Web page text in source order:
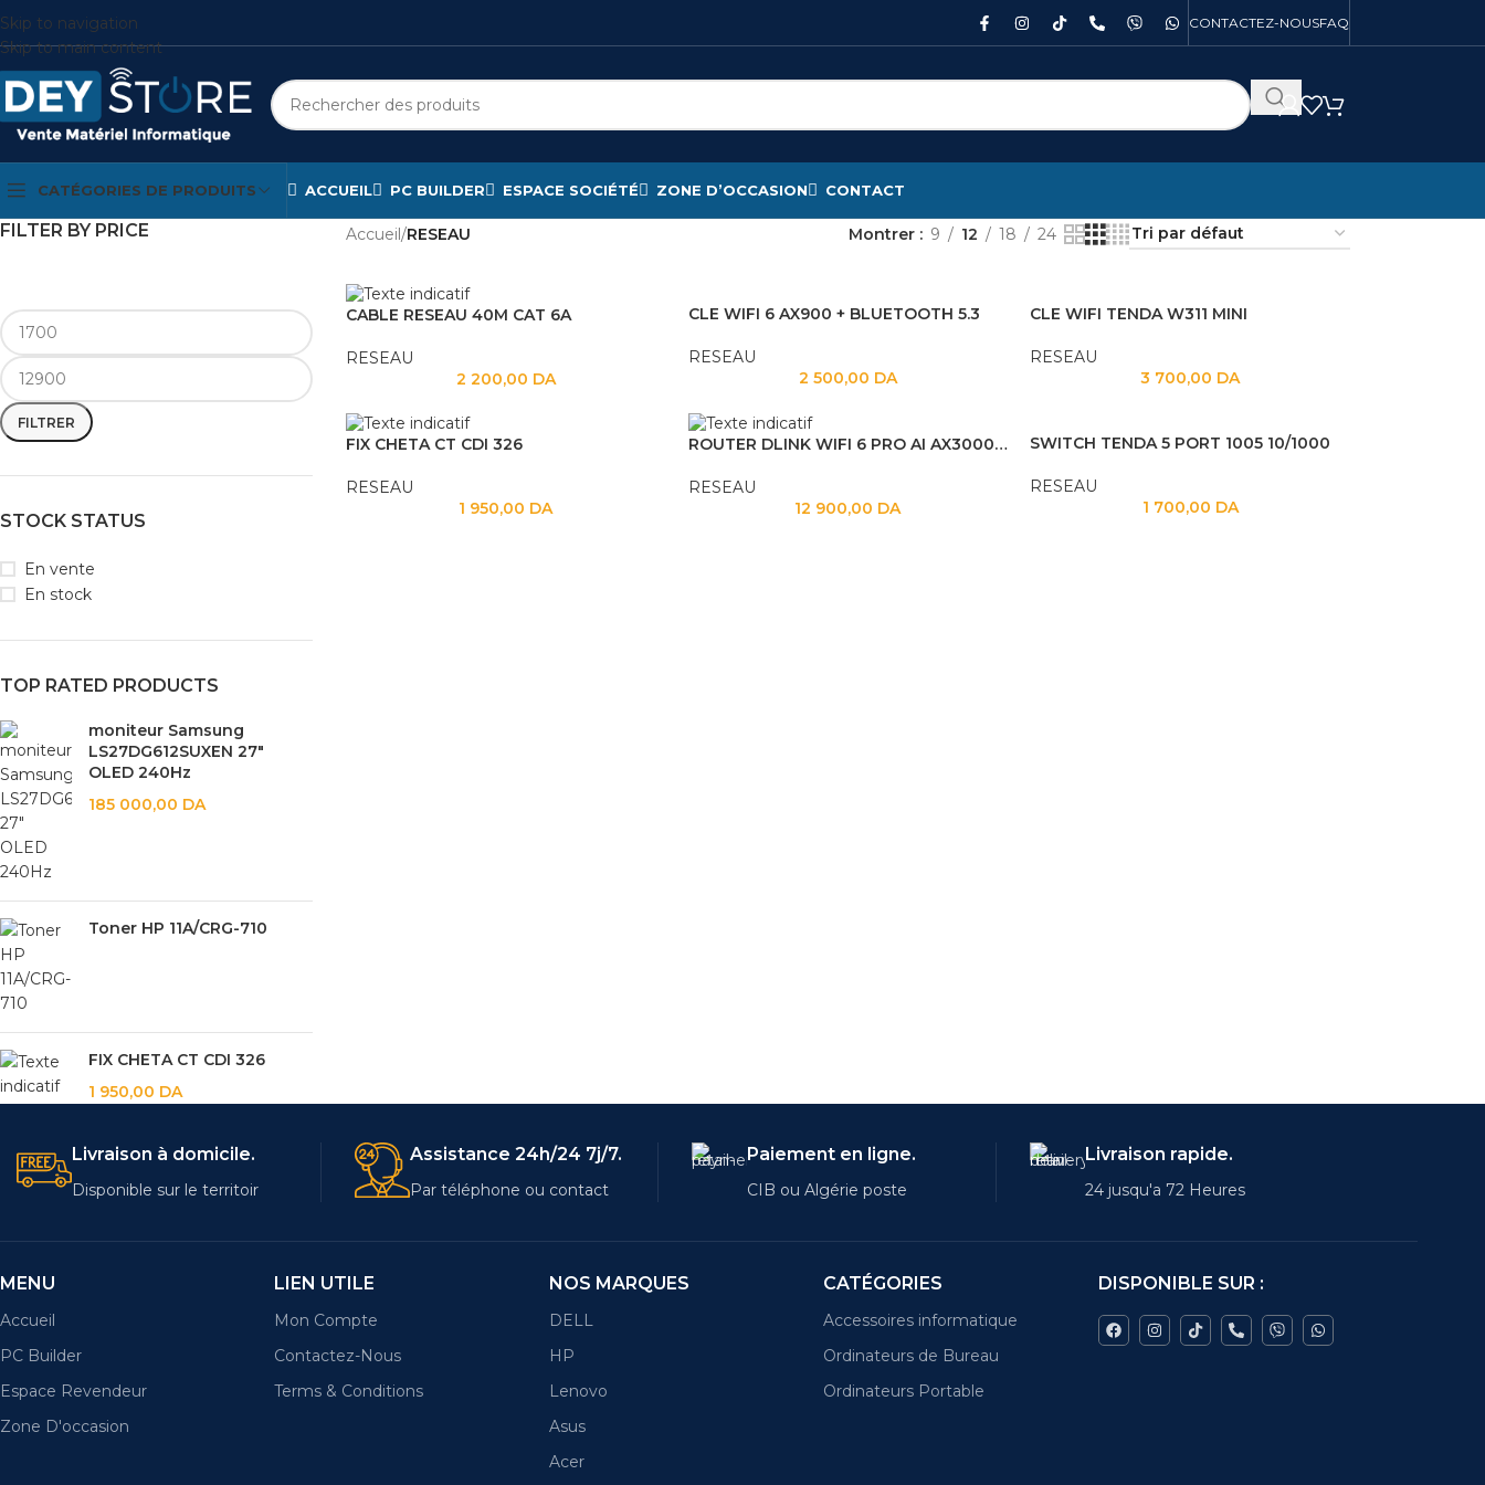
Skip to navigation
Skip to main content
CONTACTEZ-NOUSFAQ
CATÉGORIES DE PRODUITS ACCUEIL PC BUILDER ESPACE SOCIÉTÉ ZONE D’OCCASION CONTACT
FILTER BY PRICE
FILTRER
STOCK STATUS
En vente
En stock
TOP RATED PRODUCTS
moniteur Samsung
LS27DG612SUXEN 27"
OLED 240Hz
185 000,00 DA
Toner HP 11A/CRG-710
FIX CHETA CT CDI 326
1 950,00 DA
Accueil/RESEAU Montrer 9 12 18 24
CABLE RESEAU 40M CAT 6A
RESEAU
2 200,00 DA
CLE WIFI 6 AX900 + BLUETOOTH 5.3
RESEAU
2 500,00 DA
CLE WIFI TENDA W311 MINI
RESEAU
3 700,00 DA
FIX CHETA CT CDI 326
RESEAU
1 950,00 DA
ROUTER DLINK WIFI 6 PRO AI AX3000 DIR X3010
RESEAU
12 900,00 DA
SWITCH TENDA 5 PORT 1005 10/1000
RESEAU
1 700,00 DA
Livraison à domicile.
Disponible sur le territoir
Assistance 24h/24 7j/7.
Par téléphone ou contact
Paiement en ligne.
CIB ou Algérie poste
Livraison rapide.
24 jusqu'a 72 Heures
MENU
Accueil
PC Builder
Espace Revendeur
Zone D'occasion
LIEN UTILE
Mon Compte
Contactez-Nous
Terms & Conditions
NOS MARQUES
DELL
HP
Lenovo
Asus
Acer
CATÉGORIES
Accessoires informatique
Ordinateurs de Bureau
Ordinateurs Portable
DISPONIBLE SUR :